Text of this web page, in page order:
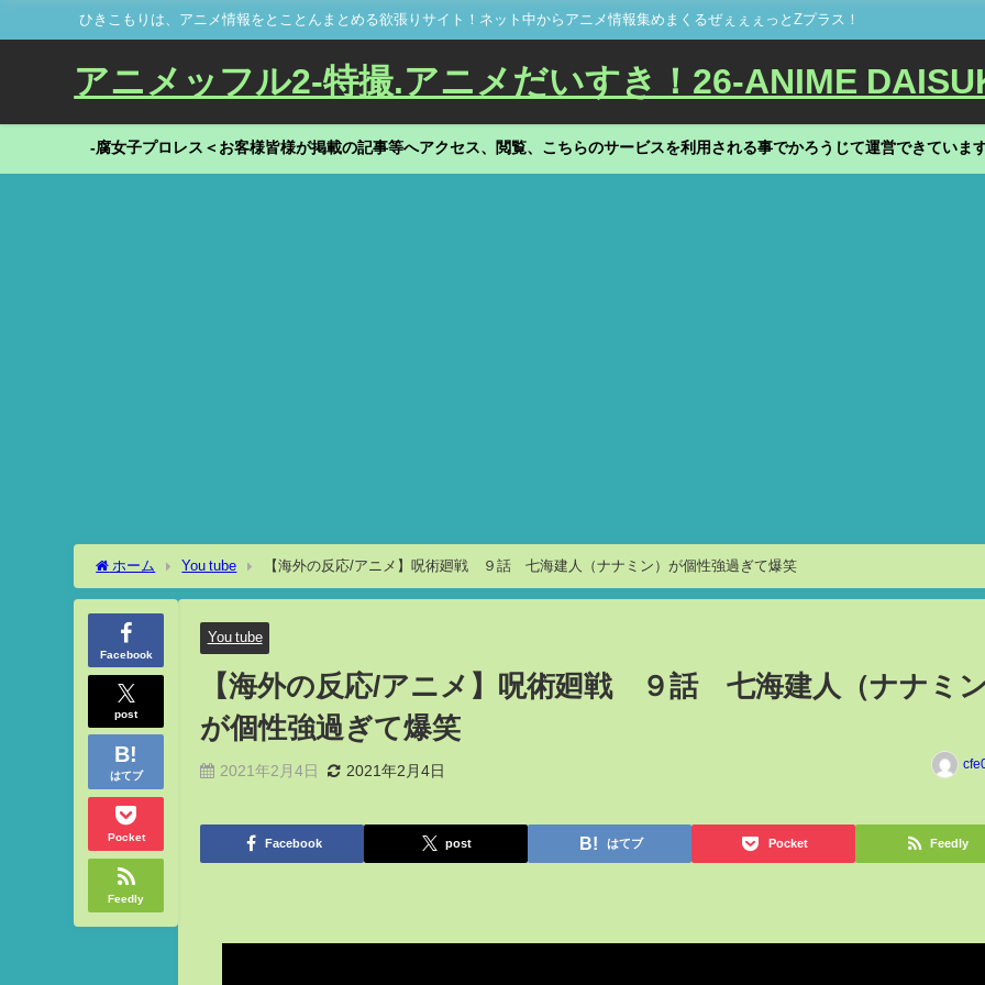
ひきこもりは、アニメ情報をとことんまとめる欲張りサイト！ネット中からアニメ情報集めまくるぜぇぇぇっとZプラス！
アニメッフル2-特撮.アニメだいすき！26-ANIME
-腐女子プロレス＜お客様皆様が掲載の記事等へアクセス、閲覧、こちらのサービスを利用される事でかろうじて運営できていま
ホーム You tube 【海外の反応/アニメ】呪術廻戦 ９話 七海建人（ナナミン）が個性強過ぎて爆笑
Facebook
post
はてブ
Pocket
Feedly
You tube
【海外の反応/アニメ】呪術廻戦 ９話 七海建人（ナナミン
が個性強過ぎて爆笑
2021年2月4日 2021年2月4日
Facebook post はてブ Pocket Feedly